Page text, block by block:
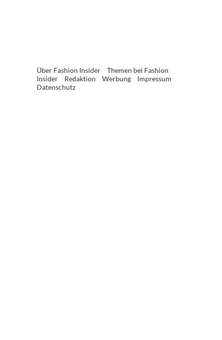
Über Fashion Insider
Themen bei Fashion
Insider
Redaktion Werbung
Impressum
Datenschutz